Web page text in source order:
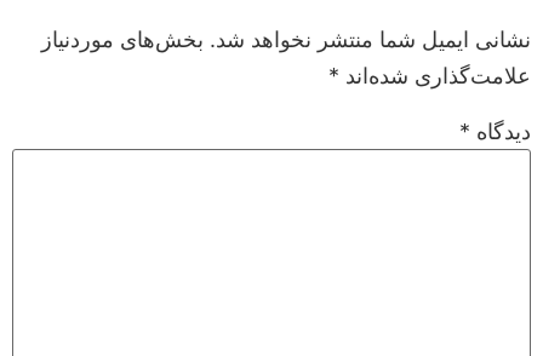
نشانی ایمیل شما منتشر نخواهد شد. بخش‌های موردنیاز
علامت‌گذاری شده‌اند *
دیدگاه *